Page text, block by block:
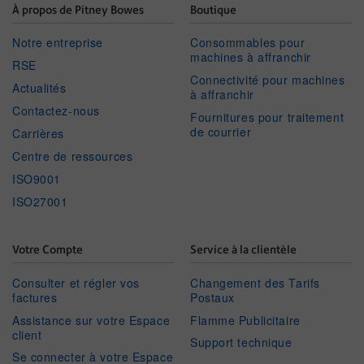
À propos de Pitney Bowes
Notre entreprise
RSE
Actualités
Contactez-nous
Carrières
Centre de ressources
ISO9001
ISO27001
Boutique
Consommables pour
machines à affranchir
Connectivité pour machines
à affranchir
Fournitures pour traitement
de courrier
Votre Compte
Consulter et régler vos
factures
Assistance sur votre Espace
client
Se connecter à votre Espace
Service à la clientèle
Changement des Tarifs
Postaux
Flamme Publicitaire
Support technique